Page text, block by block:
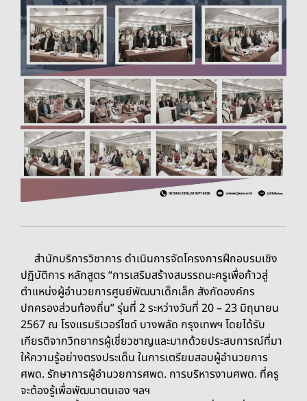
สำนักบริการวิชาการ ดำเนินการจัดโครงการฝึกอบรมเชิง
ปฏิบัติการ หลักสูตร “การเสริมสร้างสมรรถนะครูเพื่อก้าวสู่
ตำแหน่งผู้อำนวยการศูนย์พัฒนาเด็กเล็ก สังกัดองค์กร
ปกครองส่วนท้องถิ่น” รุ่นที่ 2 ระหว่างวันที่ 20 – 23 มิถุนายน
2567 ณ โรงแรมริเวอร์ไซด์ บางพลัด กรุงเทพฯ โดยได้รับ
เกียรติจากวิทยากรผู้เชี่ยวชาญและมากด้วยประสบการณ์ที่มา
ให้ความรู้อย่างตรงประเด็น ในการเตรียมสอบผู้อำนวยการ
ศพด. รักษาการผู้อำนวยการศพด. การบริหารงานศพด. ที่ครู
จะต้องรู้เพื่อพัฒนาตนเอง ฯลฯ